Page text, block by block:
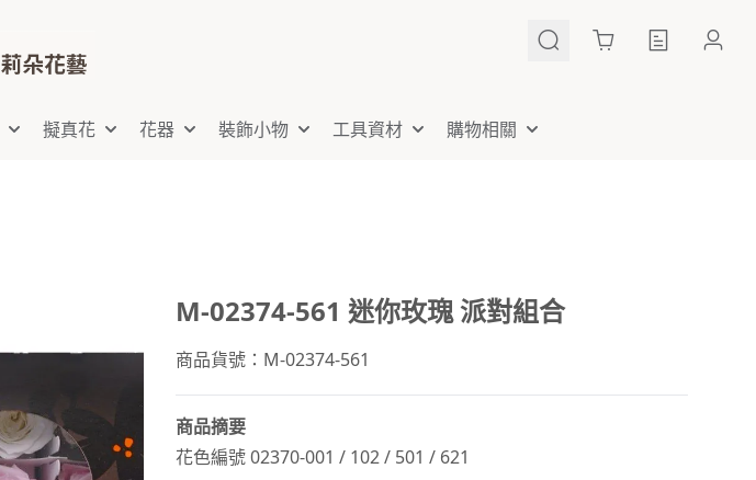
Cart
擬真花 花器 裝飾小物 工具資材 購物相關
M-02374-561 迷你玫瑰 派對組合
商品貨號：M-02374-561
商品摘要
花色編號 02370-001 / 102 / 501 / 621